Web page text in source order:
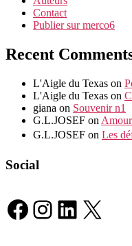
Contact
Publier sur merco6
Recent
L'Aigle du Texas on
L'Aigle du Texas on
giana on Souvenir n1
G.L.JOSEF on
G.L.JOSEF on Les
Social
Facebook
Instagram
LinkedIn
X